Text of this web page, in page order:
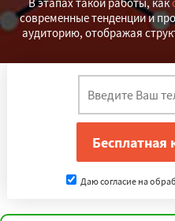
современные тенденции и
аудиторию, отображая
Даю согласие на